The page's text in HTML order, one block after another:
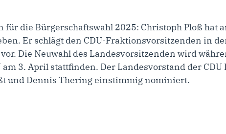
für die Bürgerschaftswahl 2025: Christoph Ploß hat
Er schlägt den CDU-Fraktionsvorsitzenden in
Die Neuwahl des Landesvorsitzenden wird
3. April stattfinden. Der Landesvorstand der CDU
und Dennis Thering einstimmig nominiert.